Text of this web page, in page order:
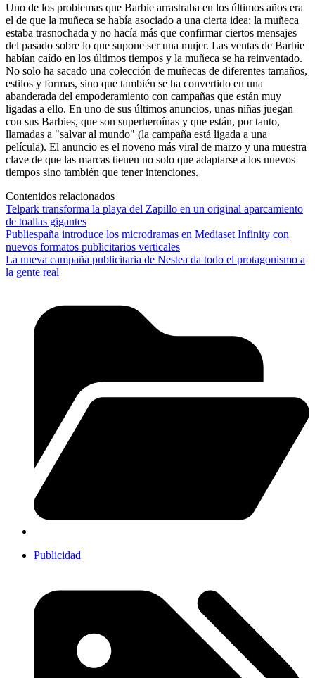
Uno de los problemas que Barbie arrastraba en los últimos años era
el de que la muñeca se había asociado a una cierta idea: la muñeca
estaba trasnochada y no hacía más que confirmar ciertos mensajes
del pasado sobre lo que supone ser una mujer. Las ventas de Barbie
habían caído en los últimos tiempos y la muñeca se ha reinventado.
No solo ha sacado una colección de muñecas de diferentes tamaños,
estilos y formas, sino que también se ha convertido en una
abanderada del empoderamiento con campañas que están muy
ligadas a ello. En uno de sus últimos anuncios, unas niñas juegan
con sus Barbies, que son superheroínas y que están, por tanto,
llamadas a "salvar al mundo" (la campaña está ligada a una
película). El anuncio es el noveno más viral de marzo y una muestra
clave de que las marcas tienen no solo que adaptarse a los nuevos
tiempos sino también que tener intenciones.
Contenidos relacionados
Telpark transforma la playa del Zapillo en un original aparcamiento
de toallas gigantes
Publiespaña introduce los microdramas en Mediaset Infinity con
nuevos formatos publicitarios verticales
La nueva campaña publicitaria de Nestea da todo el protagonismo a
la gente real
Publicidad